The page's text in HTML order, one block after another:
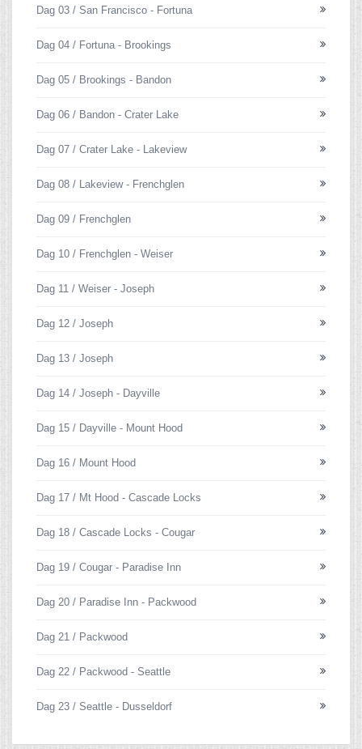
Dag 03 / San Francisco - Fortuna
Dag 04 / Fortuna - Brookings
Dag 05 / Brookings - Bandon
Dag 06 / Bandon - Crater Lake
Dag 07 / Crater Lake - Lakeview
Dag 08 / Lakeview - Frenchglen
Dag 09 / Frenchglen
Dag 10 / Frenchglen - Weiser
Dag 11 / Weiser - Joseph
Dag 12 / Joseph
Dag 13 / Joseph
Dag 14 / Joseph - Dayville
Dag 15 / Dayville - Mount Hood
Dag 16 / Mount Hood
Dag 17 / Mt Hood - Cascade Locks
Dag 18 / Cascade Locks - Cougar
Dag 19 / Cougar - Paradise Inn
Dag 20 / Paradise Inn - Packwood
Dag 21 / Packwood
Dag 22 / Packwood - Seattle
Dag 23 / Seattle - Dusseldorf